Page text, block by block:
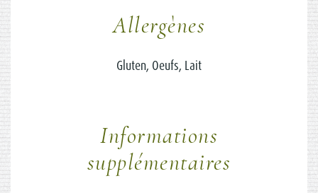
Allergènes
Gluten, Oeufs, Lait
Informations
supplémentaires